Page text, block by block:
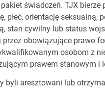
świadczeń. TJX
płeć, orientację
stan cywilny lub status
przez obowiązujące prawo
osobom z
prawem stanowym i
byli aresztowani lub